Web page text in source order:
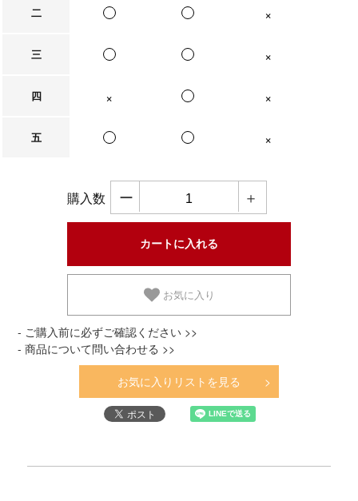
二
三
四
五
購入数 ー ＋
お気に入り
- ご購入前に必ずご確認ください >>
- 商品について問い合わせる >>
お気に入りリストを見る